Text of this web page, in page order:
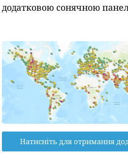
додатковою сонячною
Натисніть для отримання